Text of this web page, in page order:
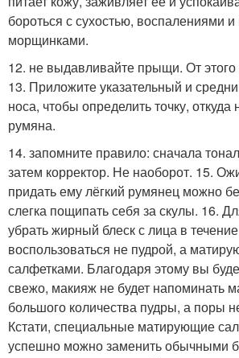
бороться с сухостью, воспалениями
морщинками.
12. не выдавливайте прыщи. От
13. Приложите указательный и
носа, чтобы определить точку,
румяна.
14. запомните правило: сначала
затем корректор. Не наоборот. 15.
придать ему лёгкий румянец можно
слегка пощипать себя за скулы. 16.
убрать жирный блеск с лица в
воспользоваться не пудрой, а
салфетками. Благодаря этому вы
свежо, макияж не будет напоминать
большого количества пудры, а поры
Кстати, специальные матирующие
успешно можно заменить обычными